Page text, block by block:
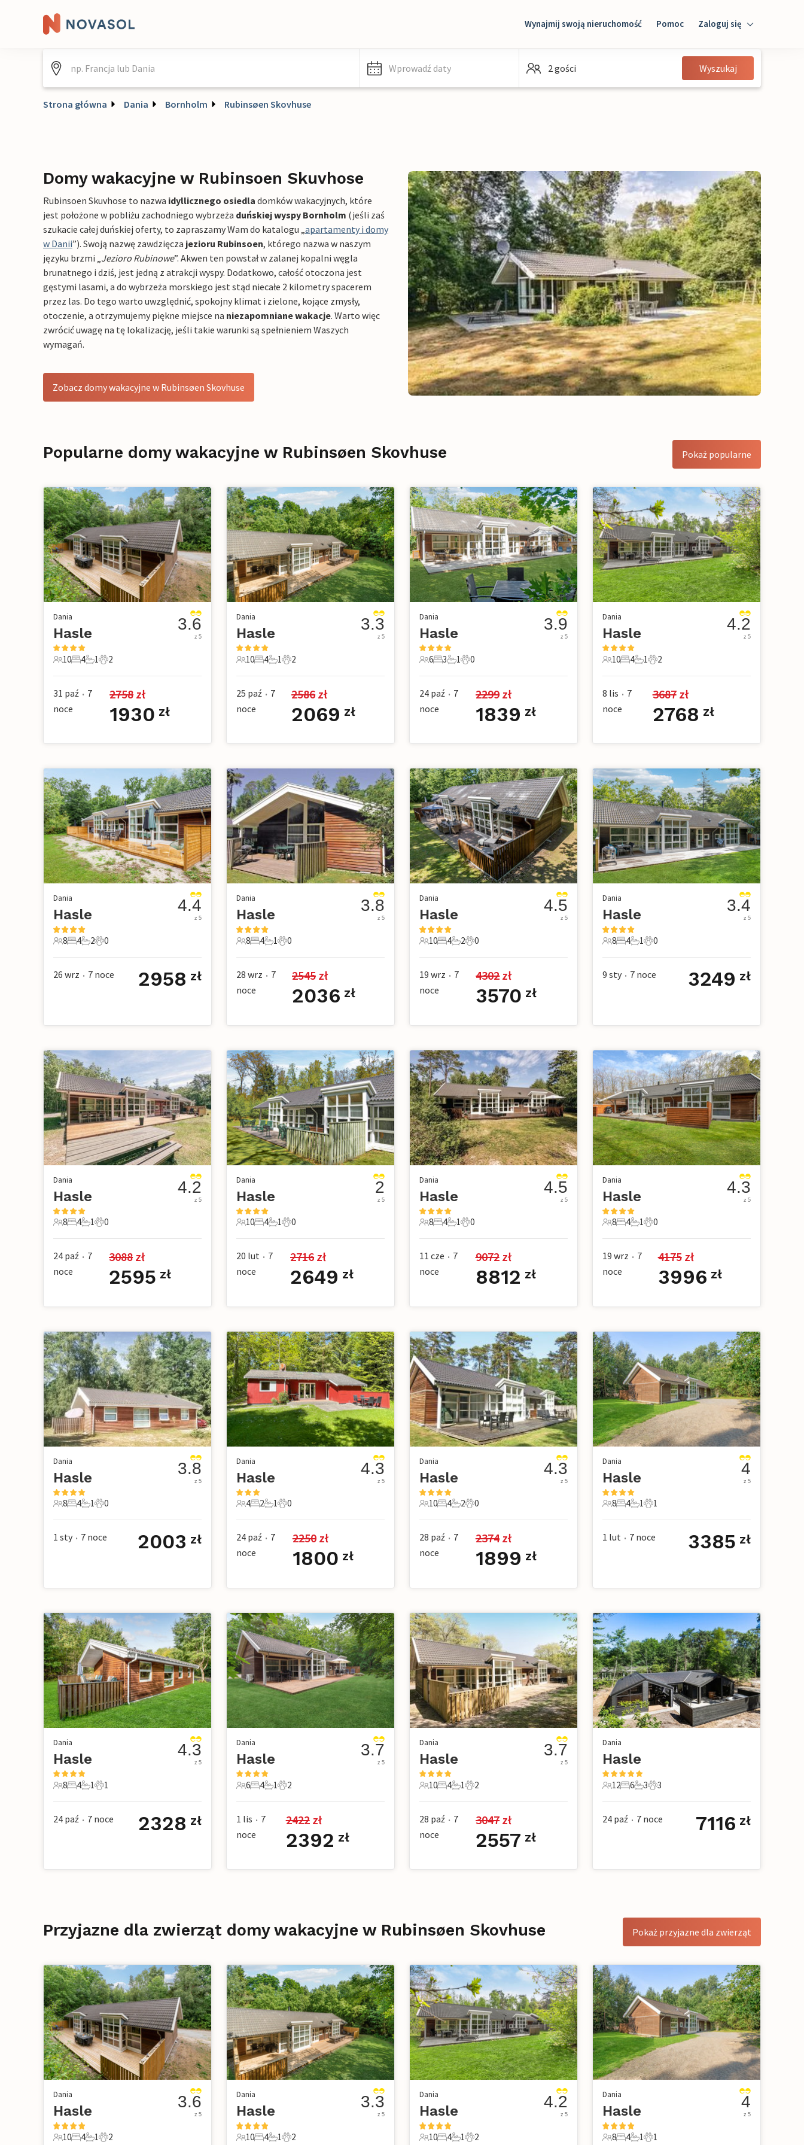
Wynajmij swoją nieruchomość Pomoc Zaloguj się
Zaloguj się
Gość
Wprowadź daty 2 gości Wyszukaj
Strona główna Dania Bornholm Rubinsøen Skovhuse
Domy wakacyjne w Rubinsoen Skuvhose
Rubinsoen Skuvhose to nazwa idyllicznego osiedla domków wakacyjnych, które
jest położone w pobliżu zachodniego wybrzeża duńskiej wyspy Bornholm (jeśli zaś
szukacie całej duńskiej oferty, to zapraszamy Wam do katalogu „apartamenty i domy
w Danii”). Swoją nazwę zawdzięcza jezioru Rubinsoen, którego nazwa w naszym
języku brzmi „Jezioro Rubinowe”. Akwen ten powstał w zalanej kopalni węgla
brunatnego i dziś, jest jedną z atrakcji wyspy. Dodatkowo, całość otoczona jest
gęstymi lasami, a do wybrzeża morskiego jest stąd niecałe 2 kilometry spacerem
przez las. Do tego warto uwzględnić, spokojny klimat i zielone, kojące zmysły,
otoczenie, a otrzymujemy piękne miejsce na niezapomniane wakacje. Warto więc
zwrócić uwagę na tę lokalizację, jeśli takie warunki są spełnieniem Waszych
wymagań.
Zobacz domy wakacyjne w Rubinsøen Skovhuse
Popularne domy wakacyjne w Rubinsøen Skovhuse Pokaż popularne
Dania
Hasle
10 Goście
10
4 Sypialnie
4
1 Łazienka
1
2 Zwierzęta domowe
2
3.6
z 5
31 paź • 7
noce
2758 zł
1930 zł
Dania
Hasle
10 Goście
10
4 Sypialnie
4
1 Łazienka
1
2 Zwierzęta domowe
2
3.3
z 5
25 paź • 7
noce
2586 zł
2069 zł
Dania
Hasle
6 Goście
6
3 Sypialnie
3
1 Łazienka
1
0 Zwierzęta domowe
0
3.9
z 5
24 paź • 7
noce
2299 zł
1839 zł
Dania
Hasle
10 Goście
10
4 Sypialnie
4
1 Łazienka
1
2 Zwierzęta domowe
2
4.2
z 5
8 lis • 7
noce
3687 zł
2768 zł
Dania
Hasle
8 Goście
8
4 Sypialnie
4
2 Łazienki
2
0 Zwierzęta domowe
0
4.4
z 5
26 wrz • 7 noce 2958 zł
Dania
Hasle
8 Goście
8
4 Sypialnie
4
1 Łazienka
1
0 Zwierzęta domowe
0
3.8
z 5
28 wrz • 7
noce
2545 zł
2036 zł
Dania
Hasle
10 Goście
10
4 Sypialnie
4
2 Łazienki
2
0 Zwierzęta domowe
0
4.5
z 5
19 wrz • 7
noce
4302 zł
3570 zł
Dania
Hasle
8 Goście
8
4 Sypialnie
4
1 Łazienka
1
0 Zwierzęta domowe
0
3.4
z 5
9 sty • 7 noce 3249 zł
Dania
Hasle
8 Goście
8
4 Sypialnie
4
1 Łazienka
1
0 Zwierzęta domowe
0
4.2
z 5
24 paź • 7
noce
3088 zł
2595 zł
Dania
Hasle
10 Goście
10
4 Sypialnie
4
1 Łazienka
1
0 Zwierzęta domowe
0
2
z 5
20 lut • 7
noce
2716 zł
2649 zł
Dania
Hasle
8 Goście
8
4 Sypialnie
4
1 Łazienka
1
0 Zwierzęta domowe
0
4.5
z 5
11 cze • 7
noce
9072 zł
8812 zł
Dania
Hasle
8 Goście
8
4 Sypialnie
4
1 Łazienka
1
0 Zwierzęta domowe
0
4.3
z 5
19 wrz • 7
noce
4175 zł
3996 zł
Dania
Hasle
8 Goście
8
4 Sypialnie
4
1 Łazienka
1
0 Zwierzęta domowe
0
3.8
z 5
1 sty • 7 noce 2003 zł
Dania
Hasle
4 Goście
4
2 Sypialnie
2
1 Łazienka
1
0 Zwierzęta domowe
0
4.3
z 5
24 paź • 7
noce
2250 zł
1800 zł
Dania
Hasle
10 Goście
10
4 Sypialnie
4
2 Łazienki
2
0 Zwierzęta domowe
0
4.3
z 5
28 paź • 7
noce
2374 zł
1899 zł
Dania
Hasle
8 Goście
8
4 Sypialnie
4
1 Łazienka
1
1 Zwierzę domowe
1
4
z 5
1 lut • 7 noce 3385 zł
Dania
Hasle
8 Goście
8
4 Sypialnie
4
1 Łazienka
1
1 Zwierzę domowe
1
4.3
z 5
24 paź • 7 noce 2328 zł
Dania
Hasle
6 Goście
6
4 Sypialnie
4
1 Łazienka
1
2 Zwierzęta domowe
2
3.7
z 5
1 lis • 7
noce
2422 zł
2392 zł
Dania
Hasle
10 Goście
10
4 Sypialnie
4
1 Łazienka
1
2 Zwierzęta domowe
2
3.7
z 5
28 paź • 7
noce
3047 zł
2557 zł
Dania
Hasle
12 Goście
12
6 Sypialnie
6
3 Łazienki
3
3 Zwierzęta domowe
3
24 paź • 7 noce 7116 zł
Przyjazne dla zwierząt domy wakacyjne w Rubinsøen Skovhuse Pokaż przyjazne dla zwierząt
Dania
Hasle
10 4 1 2
3.6
z 5
Dania
Hasle
10 4 1 2
3.3
z 5
Dania
Hasle
10 4 1 2
4.2
z 5
Dania
Hasle
8 4 1 1
4
z 5